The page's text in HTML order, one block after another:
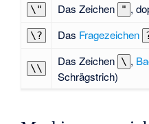
\" Das Zeichen " ,
\? Das Fragezeichen
\\
Das Zeichen \ ,
Schrägstrich)